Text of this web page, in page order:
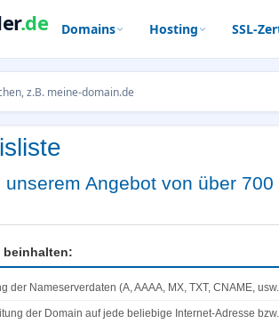
.de Domains Hosting SSL-
Angebot von über
beinhalten:
der Nameserverdaten (A, AAAA, MX, TXT, CNAME,
der Domain auf jede beliebige Internet-Adresse bzw.